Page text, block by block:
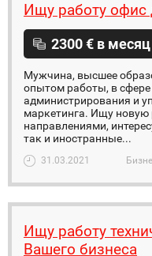
Ищу работу
2300 € в месяц
Мужчина, высшее
опытом работы, в
администрирования и
маркетинга. Ищу новую
направлениями,
так и иностранные...
31.03.2021
Ищу работу
Вашего бизнеса